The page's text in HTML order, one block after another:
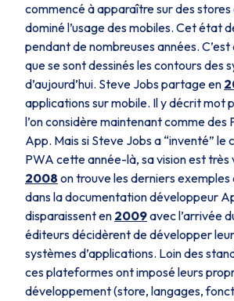
commencé à apparaître sur des
dominé l’usage des mobiles. Cet état
pendant de nombreuses années.
que se sont dessinés les contours des
d’aujourd’hui. Steve Jobs partage en
applications sur mobile. Il y décrit mot
l’on considère maintenant comme des
App. Mais si Steve Jobs a “inventé” le
PWA cette année-là, sa vision est très
2008 on trouve les derniers
dans la documentation développeur
disparaissent en 2009avec l’arrivée
éditeurs décidèrent de développer
systèmes d’applications. Loin des
ces plateformes ont imposé leurs
développement (store, langages,